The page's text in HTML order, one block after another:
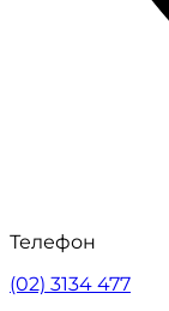
Телефон
(02) 3134 477